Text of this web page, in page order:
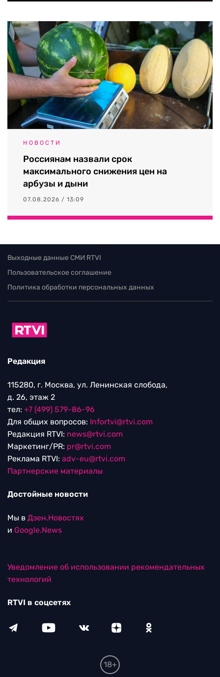
НОВОСТИ
Россиянам назвали срок
максимального снижения цен на
арбузы и дыни
07.08.2026 / 13:09
Выходные данные СМИ RTVI
Пользовательское соглашение
Политика обработки персональных данных
Редакция
115280, г. Москва, ул. Ленинская слобода,
д. 26, этаж 2
тел: +7 (499) 579-86-96
Для общих вопросов: Infortvi@rtvi.com
Редакция RTVI: news@rtvi.com
Маркетинг/PR: pr@rtvi.com
Реклама RTVI: adv-eu@rtvi.com
Партнерские материалы
Достойные новости
Мы в Дзен.Новостях
и Google.News
Уведомление об использовании рекомендательных
технологий
RTVI в соцсетях
18+